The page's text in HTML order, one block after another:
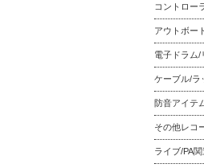
コントロー
アウトボー
電子ドラム/
ケーブル/ラ
防音アイテ
その他レコ
ライブ/PA